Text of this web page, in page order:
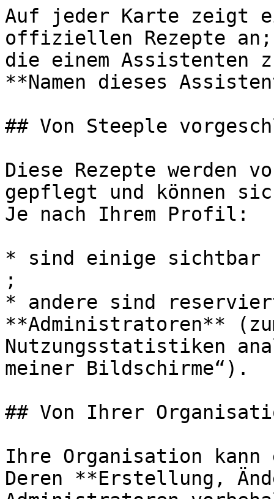
Auf jeder Karte zeigt
offiziellen Rezepte
die einem Assistenten
**Namen dieses
## Von Steeple
Diese Rezepte werden
gepflegt und können
Je nach Ihrem Profil:
* sind einige sichtbar
;
* andere sind
**Administratoren**
Nutzungsstatistiken
meiner Bildschirme“).
## Von Ihrer
Ihre Organisation
Deren **Erstellung,